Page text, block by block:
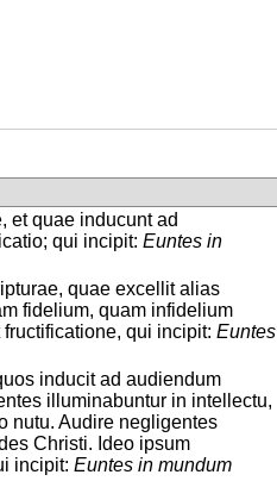
et quae inducunt ad
qui incipit:Euntes in
quae excellit alias
fidelium, quam infidelium
fructificatione, qui incipit:Euntes
inducit ad audiendum
illuminabuntur in intellectu,
nutu. Audire negligentes
Christi. Ideo ipsum
incipit:Euntes in mundum